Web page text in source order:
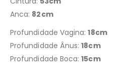
Anca: 82cm
Profundidade Vagina:18cm
Profundidade Ânus:18cm
Profundidade Boca:15cm